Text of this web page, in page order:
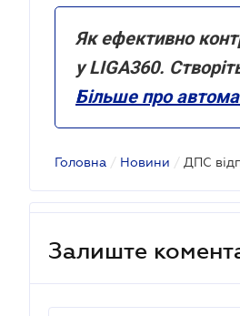
Як ефективно
у LIGA360.
Більше про
Головна / Новини /
Залиште